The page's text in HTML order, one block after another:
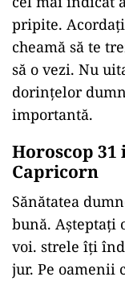
pripite.
cheamă să te
să o vezi. Nu
dorințelor
importantă.
Horoscop
Capricorn
Sănătatea
bună. Aşteptaţi
voi. strele îți
jur. Pe oamenii